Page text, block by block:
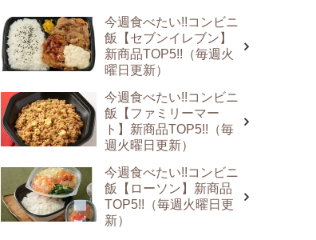
今週食べたい!!コンビニ
飯【セブンイレブン】
新商品TOP5!!（毎週火
曜日更新）
今週食べたい!!コンビニ
飯【ファミリーマー
ト】新商品TOP5!!（毎
週火曜日更新）
今週食べたい!!コンビニ
飯【ローソン】新商品
TOP5!!（毎週火曜日更
新）